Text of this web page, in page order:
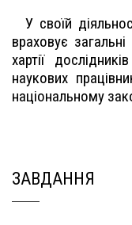
У своїй
враховує
хартії
наукових
національному
ЗАВДАННЯ